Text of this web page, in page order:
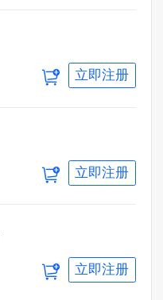
立即注册
立即注册
立即注册